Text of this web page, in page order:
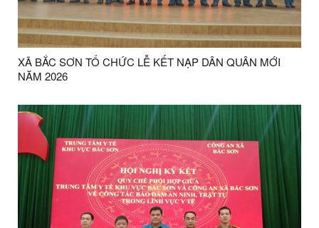
XÃ BẮC SƠN TỔ CHỨC LỄ KẾT NẠP DÂN QUÂN MỚI
NĂM 2026